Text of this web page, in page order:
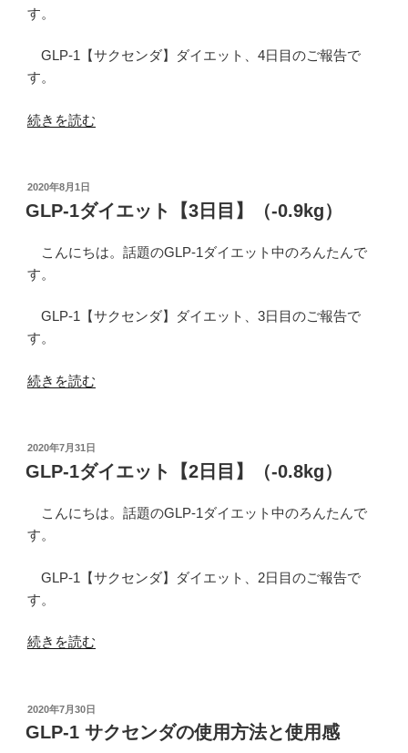
【5
目】
（-1.8kg）”
す。
GLP-1【サクセンダ】ダイエット、4日目のご報告で
す。
“GLP-
イ
エ
【4
目】
（-1.0kg）”
続きを読む
投
稿
日:
2020年8月1日
GLP-1ダイエット【3日目】（-0.9kg）
こんにちは。話題のGLP-1ダイエット中のろんたんで
す。
GLP-1【サクセンダ】ダイエット、3日目のご報告で
す。
“GLP-
イ
エ
【3
目】
（-0.9kg）”
続きを読む
投
稿
日:
2020年7月31日
GLP-1ダイエット【2日目】（-0.8kg）
こんにちは。話題のGLP-1ダイエット中のろんたんで
す。
GLP-1【サクセンダ】ダイエット、2日目のご報告で
す。
“GLP-
イ
エ
続きを読む
投
稿
日:
2020年7月30日
GLP-1 サクセンダの使用方法と使用感